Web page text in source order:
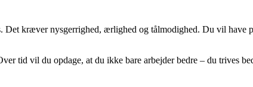
Det kræver nysgerrighed, ærlighed og tålmodighed. Du vil have
tid vil du opdage, at du ikke bare arbejder bedre – du trives